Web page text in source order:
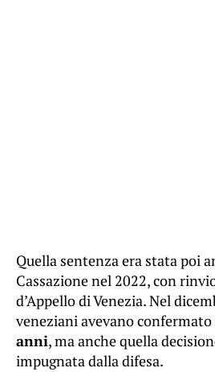
Quella sentenza era stata poi
Cassazione nel 2022, con
d’Appello di Venezia. Nel
veneziani avevano
anni, ma anche quella
impugnata dalla difesa.